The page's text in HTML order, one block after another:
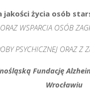
jakości życia osób
WSPARCIA OSÓB
PSYCHICZNEJ ORAZ Z
Fundację
Wrocławiu